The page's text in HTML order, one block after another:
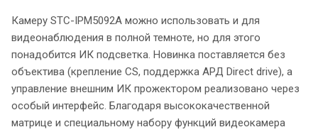
Камеру STC-IPM5092A можно использовать и для
видеонаблюдения в полной темноте, но для этого
понадобится ИК подсветка. Новинка поставляется без
объектива (крепление CS, поддержка АРД Direct drive), а
управление внешним ИК прожектором реализовано через
особый интерфейс. Благодаря высококачественной
матрице и специальному набору функций видеокамера